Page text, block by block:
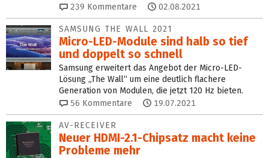
239 Kommentare 02.08.2021
SAMSUNG THE WALL 2021
Micro-LED-Module sind halb so tief
und doppelt so schnell
Samsung erweitert das Angebot der Micro-LED-
Lösung „The Wall“ um eine deutlich flachere
Generation von Modulen, die jetzt 120 Hz bieten.
56 Kommentare 19.07.2021
AV-RECEIVER
Neuer HDMI-2.1-Chipsatz macht keine
Probleme mehr